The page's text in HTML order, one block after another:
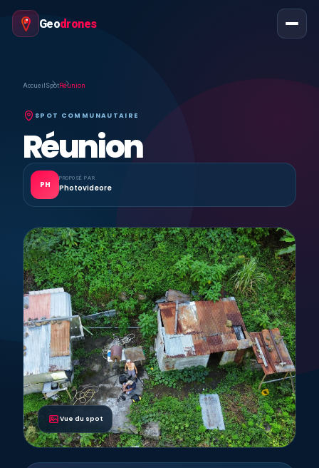
Geodrones
Accueil SpotRéunion
SPOT COMMUNAUTAIRE
Réunion
PH
PROPOSÉ PAR
Photovideore
Vue du spot